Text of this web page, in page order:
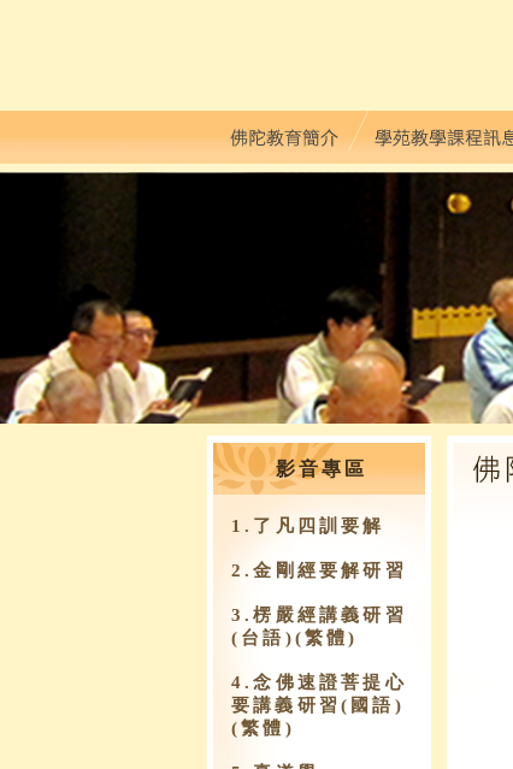
影音專區
1.了凡四訓要解
2.金剛經要解研習
3.楞嚴經講義研習
(台語)(繁體)
4.念佛速證菩提心
要講義研習(國語)
(繁體)